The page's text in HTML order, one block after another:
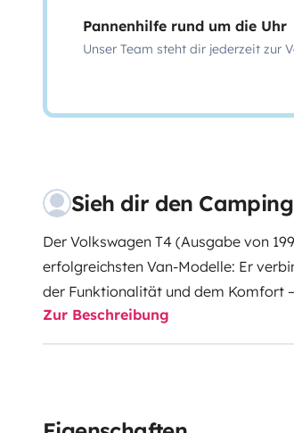
Pannenhilfe rund um die Uhr
Unser Team steht dir jederzeit zur
Sieh dir den
Der Volkswagen T4 (Ausgabe von
erfolgreichsten Van-Modelle: Er
der Funktionalität und dem Komfort
Wohnmobils.Der „Claire” bietet
einer Belegung mit 2 Personen
Zur Beschreibung